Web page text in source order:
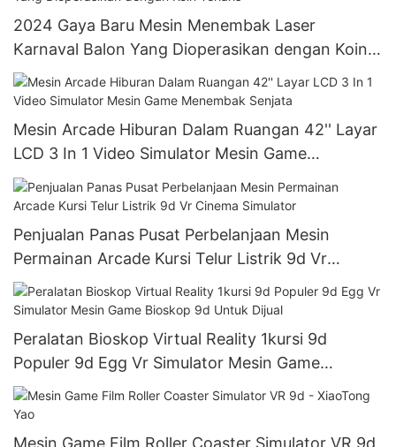
2024 Gaya Baru Mesin Menembak Laser
Karnaval Balon Yang Dioperasikan dengan Koin
Terlaris
Mesin Arcade Hiburan Dalam Ruangan 42'' Layar
LCD 3 In 1 Video Simulator Mesin Game
Menembak Senjata
Penjualan Panas Pusat Perbelanjaan Mesin
Permainan Arcade Kursi Telur Listrik 9d Vr
Cinema Simulator
Peralatan Bioskop Virtual Reality 1kursi 9d
Populer 9d Egg Vr Simulator Mesin Game
Bioskop 9d Untuk Dijual